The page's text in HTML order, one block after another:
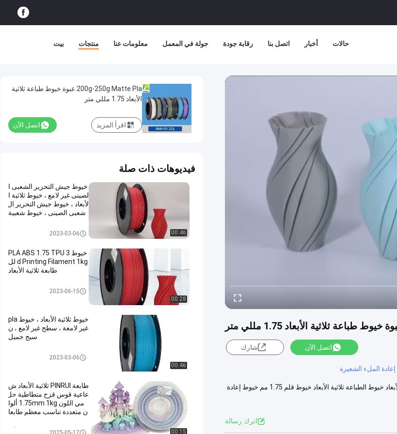
بيت منتجات معلومات عنا جولة في المعمل رقابة جودة اتصل بنا أخبار حالات
اتصل الآن شارك
200 جرام -250 جرام خيوط إعادة الملء غير اللامعة جيش التحرير الشعبى الصينى ثلاثية الأبعاد خيوط الطباعة ثلاثية الأبعاد خيوط قلم 1.75 مم خيوط إعادة
اترك رسالة
200g-250g Matte Pla عبوة خيوط طباعة ثلاثية
الأبعاد 1.75 مللي متر
اتصل الآن اقرأ المزيد
فيديوهات ذات صلة
00:46
خيوط جيش التحرير الشعبى ا
لصينى غير لامع ، خيوط ثلاثية ا
لأبعاد ، خيوط جيش التحرير ال
شعبى الصينى ، خيوط شعبية
خيوط ماتي جيش التحرير الشعبى
2023-03-06
00:28
خيوط PLA ABS 1.75 TPU 3
d Printing Filament 1kg لل
طابعة ثلاثية الأبعاد
خيوط ماتي جيش التحرير الشعبى
2023-06-15
00:46
خيوط ثلاثية الأبعاد ، خيوط pla
غير لامعة ، سطح غير لامع ، ن
سيج جميل
خيوط ماتي جيش التحرير الشعبى
2023-03-06
00:15
طابعة PINRUI ثلاثية الأبعاد ش
عاعية قوس قزح متطاطية حل
مي اللون 1.75mm 1kg ألوا
ن متعددة تناسب معظم طابعا
خيوط طابعة قوس قزح ثلاثية الأبعا
2025-05-17